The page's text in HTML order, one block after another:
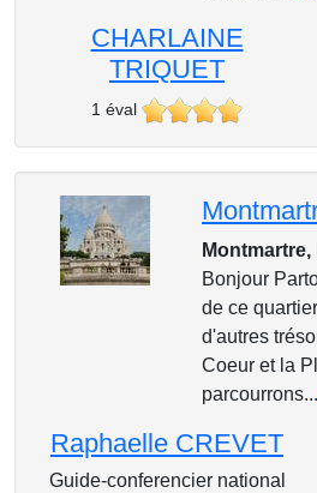
CHARLAINE
TRIQUET
1 éval
Montmartre,
Bonjour
de ce
d'autres
Coeur et la
parcourrons...
Raphaelle CREVET
Guide-conferencier national